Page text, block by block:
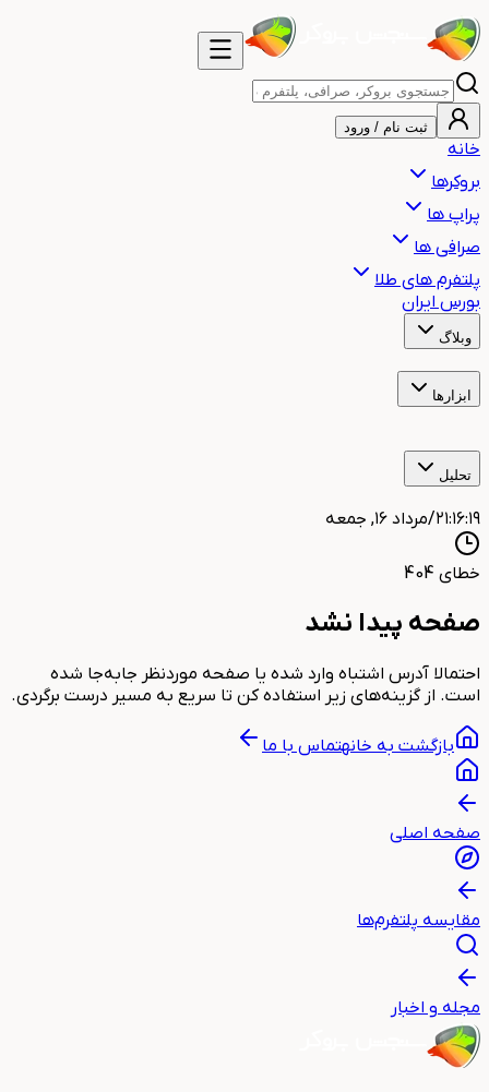
ثبت نام / ورود
خانه
بروکرها
پراپ ها
صرافی ها
پلتفرم های طلا
بورس ایران
وبلاگ
آموزشاخبارهشدار
ابزارها
ساعت بازارهای مالی جهان
تحلیل
تحلیل تکنیکال طلا
۲۱:۱۶:۱۹/مرداد ۱۶, جمعه
خطای 404
صفحه پیدا نشد
احتمالا آدرس اشتباه وارد شده یا صفحه موردنظر جابه‌جا شده
است. از گزینه‌های زیر استفاده کن تا سریع به مسیر درست برگردی.
بازگشت به خانهتماس با ما
صفحه اصلی
مقایسه پلتفرم‌ها
مجله و اخبار